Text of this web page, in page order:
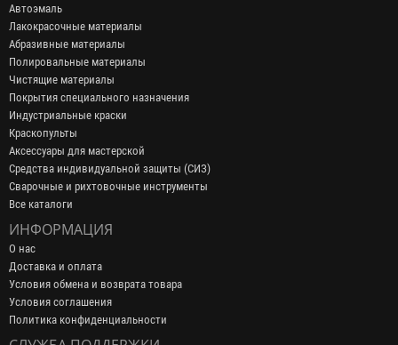
Автоэмаль
Лакокрасочные материалы
Абразивные материалы
Полировальные материалы
Чистящие материалы
Покрытия специального назначения
Индустриальные краски
Краскопульты
Аксессуары для мастерской
Средства индивидуальной защиты (СИЗ)
Сварочные и рихтовочные инструменты
Все каталоги
ИНФОРМАЦИЯ
О нас
Доставка и оплата
Условия обмена и возврата товара
Условия соглашения
Политика конфиденциальности